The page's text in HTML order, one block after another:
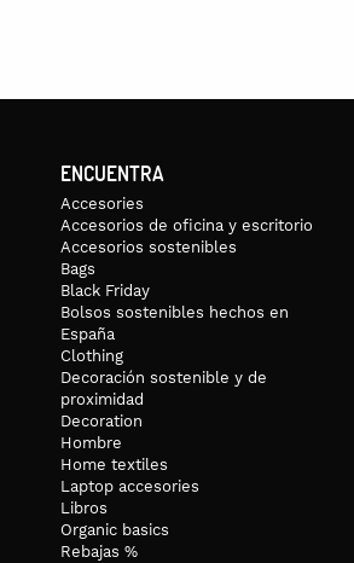
ENCUENTRA
Accesories
Accesorios de oficina y escritorio
Accesorios sostenibles
Bags
Black Friday
Bolsos sostenibles hechos en
España
Clothing
Decoración sostenible y de
proximidad
Decoration
Hombre
Home textiles
Laptop accesories
Libros
Organic basics
Rebajas %